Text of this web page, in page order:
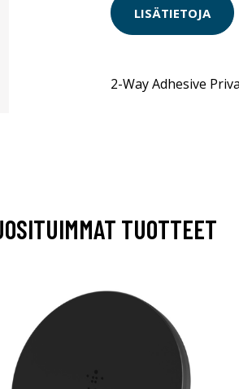
LISÄTIETOJA
2-Way Adhesive
TUOTTEET